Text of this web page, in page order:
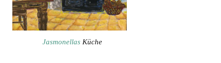
JasmonellasKüche